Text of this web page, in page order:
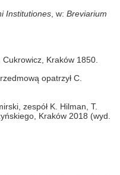
Institutiones , w: Breviarium
Cukrowicz, Kraków 1850.
opatrzył C.
zespół K. Hilman, T.
Kraków 2018 (wyd.